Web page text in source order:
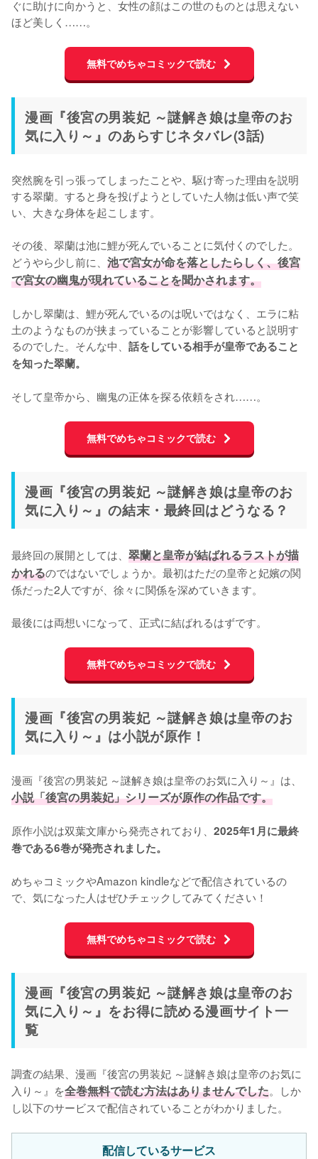
ぐに助けに向かうと、女性の顔はこの世のものとは思えない
ほど美しく……。
無料でめちゃコミックで読む
漫画『後宮の男装妃 ～謎解き娘は皇帝のお
気に入り～』のあらすじネタバレ(3話)
突然腕を引っ張ってしまったことや、駆け寄った理由を説明
する翠蘭。すると身を投げようとしていた人物は低い声で笑
い、大きな身体を起こします。
その後、翠蘭は池に鯉が死んでいることに気付くのでした。
どうやら少し前に、 池で宮女が命を落としたらしく、後宮
で宮女の幽鬼が現れていることを聞かされます。
しかし翠蘭は、鯉が死んでいるのは呪いではなく、エラに粘
土のようなものが挟まっていることが影響していると説明す
るのでした。そんな中、 話をしている相手が皇帝であること
を知った翠蘭。
そして皇帝から、幽鬼の正体を探る依頼をされ……。
無料でめちゃコミックで読む
漫画『後宮の男装妃 ～謎解き娘は皇帝のお
気に入り～』の結末・最終回はどうなる？
最終回の展開としては、 翠蘭と皇帝が結ばれるラストが描
かれるのではないでしょうか。最初はただの皇帝と妃嬪の関
係だった2人ですが、徐々に関係を深めていきます。
最後には両想いになって、正式に結ばれるはずです。
無料でめちゃコミックで読む
漫画『後宮の男装妃 ～謎解き娘は皇帝のお
気に入り～』は小説が原作！
漫画『後宮の男装妃 ～謎解き娘は皇帝のお気に入り～』は、
小説「後宮の男装妃」シリーズが原作の作品です。
原作小説は双葉文庫から発売されており、 2025年1月に最終
巻である6巻が発売されました。
めちゃコミックやAmazon kindleなどで配信されているの
で、気になった人はぜひチェックしてみてください！
無料でめちゃコミックで読む
漫画『後宮の男装妃 ～謎解き娘は皇帝のお
気に入り～』をお得に読める漫画サイト一
覧
調査の結果、漫画『後宮の男装妃 ～謎解き娘は皇帝のお気に
入り～』を全巻無料で読む方法はありませんでした。しか
し以下のサービスで配信されていることがわかりました。
配信しているサービス